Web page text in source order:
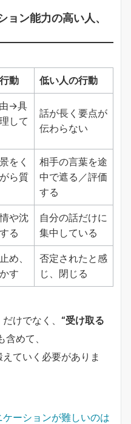
ョン能力の高い人、
動 低い人の行動
→具
して
話が長く要点が
伝わらない
をく
ら質
相手の言葉を途
中で遮る／評価
する
や沈
る
自分の話だけに
集中している
め、
す
否定されたと感
じ、閉じる
けでなく、 “受け取る
含めて、
ていく必要がありま
ーションが難しいのは